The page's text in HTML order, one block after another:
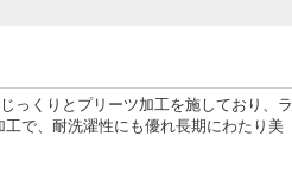
っくりとプリーツ加工を施しており、ラ
で、耐洗濯性にも優れ長期にわたり美